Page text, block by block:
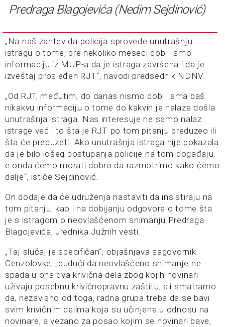
Predraga Blagojevića (Nedim Sejdinović)
„Na naš zahtev da policija sprovede unutrašnju
istragu o tome, pre nekoliko meseci dobili smo
informaciju iz MUP-a da je istraga završena i da je
izveštaj prosleđen RJT“, navodi predsednik NDNV.
„Od RJT, međutim, do danas nismo dobili ama baš
nikakvu informaciju o tome do kakvih je nalaza došla
unutrašnja istraga. Nas interesuje ne samo nalaz
istrage već i to šta je RJT po tom pitanju preduzeo ili
šta će preduzeti. Ako unutrašnja istraga nije pokazala
da je bilo lošeg postupanja policije na tom događaju,
e onda ćemo morati dobro da razmotrimo kako ćemo
dalje“, ističe Sejdinović.
On dodaje da će udruženja nastaviti da insistiraju na
tom pitanju, kao i na dobijanju odgovora o tome šta
je s istragom o neovlašćenom snimanju Predraga
Blagojevića, urednika Južnih vesti.
„Taj slučaj je specifičan“, objašnjava sagovornik
Cenzolovke, „budući da neovlašćeno snimanje ne
spada u ona dva krivična dela zbog kojih novinari
uživaju posebnu krivičnopravnu zaštitu, ali smatramo
da, nezavisno od toga, radna grupa treba da se bavi
svim krivičnim delima koja su učinjena u odnosu na
novinare, a vezano za posao kojim se novinari bave,